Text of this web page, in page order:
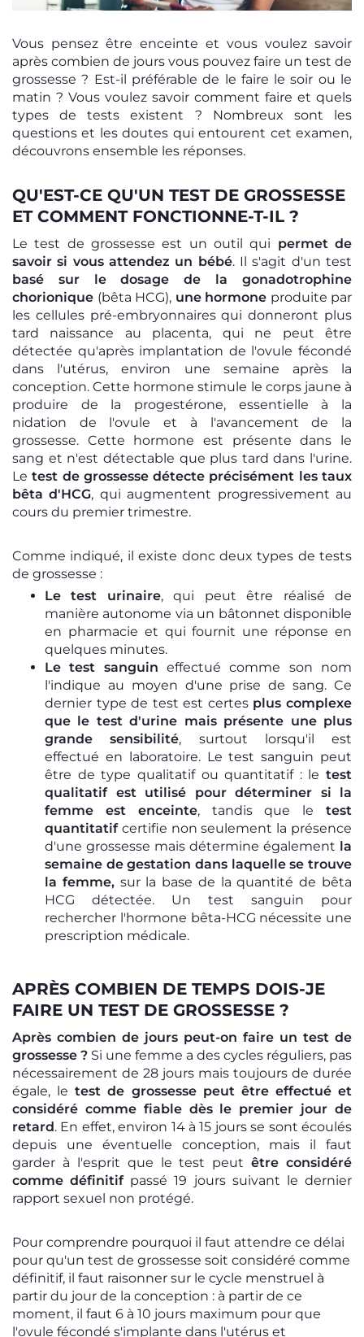
Vous pensez être enceinte et vous voulez savoir
après combien de jours vous pouvez faire un test de
grossesse ? Est-il préférable de le faire le soir ou le
matin ? Vous voulez savoir comment faire et quels
types de tests existent ? Nombreux sont les
questions et les doutes qui entourent cet examen,
découvrons ensemble les réponses.
QU'EST-CE QU'UN TEST DE GROSSESSE
ET COMMENT FONCTIONNE-T-IL ?
Le test de grossesse est un outil qui permet de
savoir si vous attendez un bébé. Il s'agit d'un test
basé sur le dosage de la gonadotrophine
chorionique (bêta HCG), une hormone produite par
les cellules pré-embryonnaires qui donneront plus
tard naissance au placenta, qui ne peut être
détectée qu'après implantation de l'ovule fécondé
dans l'utérus, environ une semaine après la
conception. Cette hormone stimule le corps jaune à
produire de la progestérone, essentielle à la
nidation de l'ovule et à l'avancement de la
grossesse. Cette hormone est présente dans le
sang et n'est détectable que plus tard dans l'urine.
Letest de grossesse détecte précisément les taux
bêta d'HCG, qui augmentent progressivement au
cours du premier trimestre.
Comme indiqué, il existe donc deux types de tests
de grossesse :
Le test urinaire, qui peut être réalisé de
manière autonome via un bâtonnet disponible
en pharmacie et qui fournit une réponse en
quelques minutes.
Le test sanguin effectué comme son nom
l'indique au moyen d'une prise de sang. Ce
dernier type de test est certes plus complexe
que le test d'urine mais présente une plus
grande sensibilité, surtout lorsqu'il est
effectué en laboratoire. Le test sanguin peut
être de type qualitatif ou quantitatif : le test
qualitatif est utilisé pour déterminer si la
femme est enceinte, tandis que letest
quantitatifcertifie non seulement la présence
d'une grossesse mais détermine également la
semaine de gestation dans laquelle se trouve
la femme, sur la base de la quantité de bêta
HCG détectée. Un test sanguin pour
rechercher l'hormone bêta-HCG nécessite une
prescription médicale.
APRÈS COMBIEN DE TEMPS DOIS-JE
FAIRE UN TEST DE GROSSESSE ?
Après combien de jours peut-on faire un test de
grossesse ? Si une femme a des cycles réguliers, pas
nécessairement de 28 jours mais toujours de durée
égale, le test de grossesse peut être effectué et
considéré comme fiable dès le premier jour de
retard. En effet, environ 14 à 15 jours se sont écoulés
depuis une éventuelle conception, mais il faut
garder à l'esprit que le test peutêtre considéré
comme définitif passé 19 jours suivant le dernier
rapport sexuel non protégé.
Pour comprendre pourquoi il faut attendre ce délai
pour qu'un test de grossesse soit considéré comme
définitif, il faut raisonner sur le cycle menstruel à
partir du jour de la conception : à partir de ce
moment, il faut 6 à 10 jours maximum pour que
l'ovule fécondé s'implante dans l'utérus et